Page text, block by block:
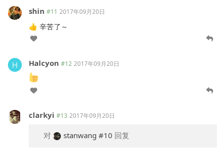
shin #11 2017年09月20日
👍 辛苦了～
Halcyon #12 2017年09月20日
clarkyi #13 2017年09月20日
对 stanwang #10 回复